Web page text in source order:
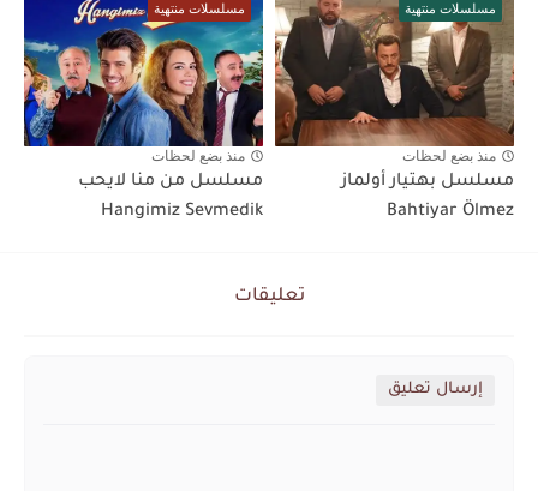
مسلسلات منتهية
منذ بضع لحظات
مسلسل بهتيار أولماز
Bahtiyar Ölmez
مسلسلات منتهية
منذ بضع لحظات
مسلسل من منا لايحب
Hangimiz Sevmedik
تعليقات
إرسال تعليق